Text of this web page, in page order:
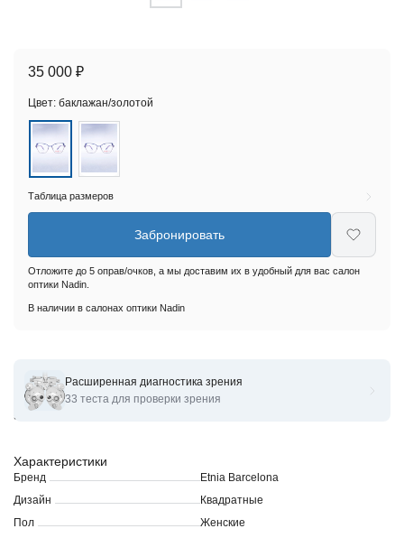
Оправы для очков корригирующих Etnia Barcelona 4 ALEXIA
55O
Характеристики
Бренд
Etnia Barcelona
Дизайн
Квадратные
Пол
Женские
35 000 ₽
Цвет: баклажан/золотой
Таблица размеров
Забронировать
Отложите до 5 оправ/очков, а мы доставим их в удобный для вас салон
оптики Nadin.
В наличии в салонах оптики Nadin
Расширенная диагностика зрения
33 теста для проверки зрения